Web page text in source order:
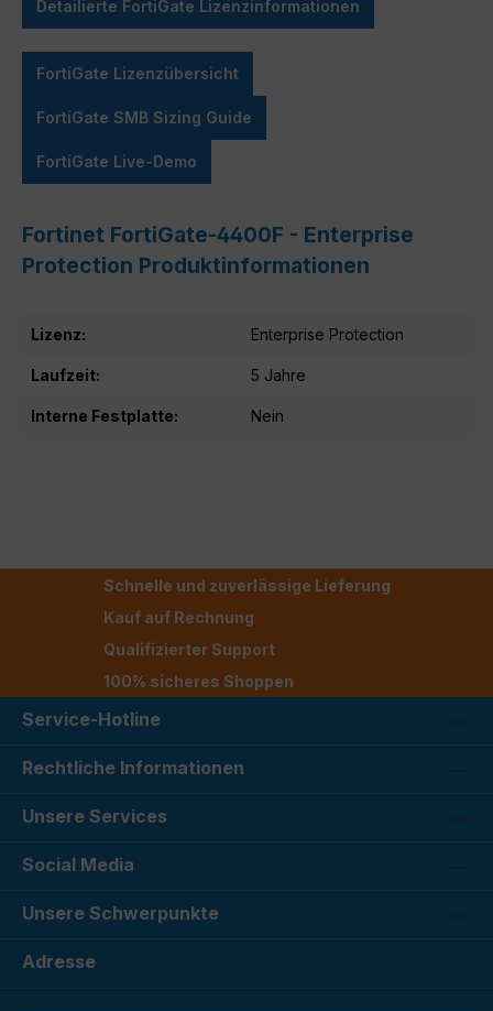
Detailierte FortiGate Lizenzinformationen
FortiGate Lizenzübersicht
FortiGate SMB Sizing Guide
FortiGate Live-Demo
Fortinet FortiGate-4400F - Enterprise
Protection Produktinformationen
Lizenz: Enterprise Protection
Laufzeit: 5 Jahre
Interne Festplatte: Nein
Schnelle und zuverlässige Lieferung
Kauf auf Rechnung
Qualifizierter Support
100% sicheres Shoppen
Service-Hotline
Rechtliche Informationen
Unsere Services
Social Media
Unsere Schwerpunkte
Adresse